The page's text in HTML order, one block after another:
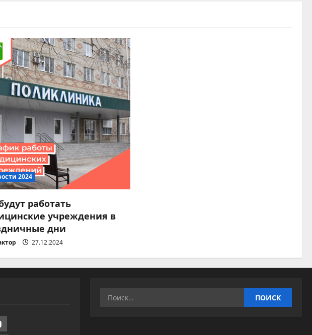
2024
работать
учреждения в
дни
27.12.2024
Найти: